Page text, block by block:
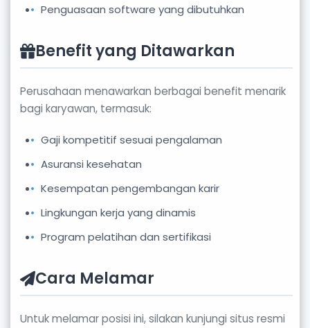
Penguasaan software yang dibutuhkan
Benefit yang Ditawarkan
Perusahaan menawarkan berbagai benefit menarik
bagi karyawan, termasuk:
Gaji kompetitif sesuai pengalaman
Asuransi kesehatan
Kesempatan pengembangan karir
Lingkungan kerja yang dinamis
Program pelatihan dan sertifikasi
Cara Melamar
Untuk melamar posisi ini, silakan kunjungi situs resmi